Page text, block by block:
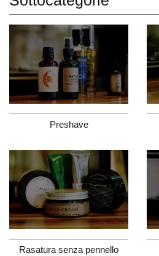
Preshave
Rasatura senza pennello